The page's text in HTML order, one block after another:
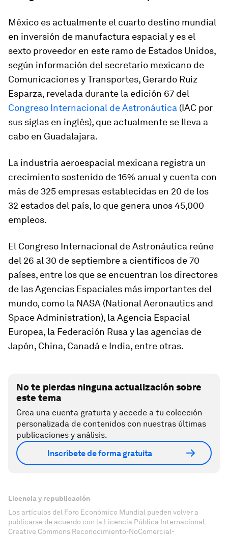
México es actualmente el cuarto destino mundial
en inversión de manufactura espacial y es el
sexto proveedor en este ramo de Estados Unidos,
según información del secretario mexicano de
Comunicaciones y Transportes, Gerardo Ruiz
Esparza, revelada durante la edición 67 del
Congreso Internacional de Astronáutica (IAC por
sus siglas en inglés), que actualmente se lleva a
cabo en Guadalajara.
La industria aeroespacial mexicana registra un
crecimiento sostenido de 16% anual y cuenta con
más de 325 empresas establecidas en 20 de los
32 estados del país, lo que genera unos 45,000
empleos.
El Congreso Internacional de Astronáutica reúne
del 26 al 30 de septiembre a científicos de 70
países, entre los que se encuentran los directores
de las Agencias Espaciales más importantes del
mundo, como la NASA (National Aeronautics and
Space Administration), la Agencia Espacial
Europea, la Federación Rusa y las agencias de
Japón, China, Canadá e India, entre otras.
No te pierdas ninguna actualización sobre
este tema
Crea una cuenta gratuita y accede a tu colección
personalizada de contenidos con nuestras últimas
publicaciones y análisis.
Inscríbete de forma gratuita
Licencia y republicación
Los artículos del Foro Económico Mundial pueden volver a
publicarse de acuerdo con la Licencia Pública Internacional
Creative Commons Reconocimiento-NoComercial-